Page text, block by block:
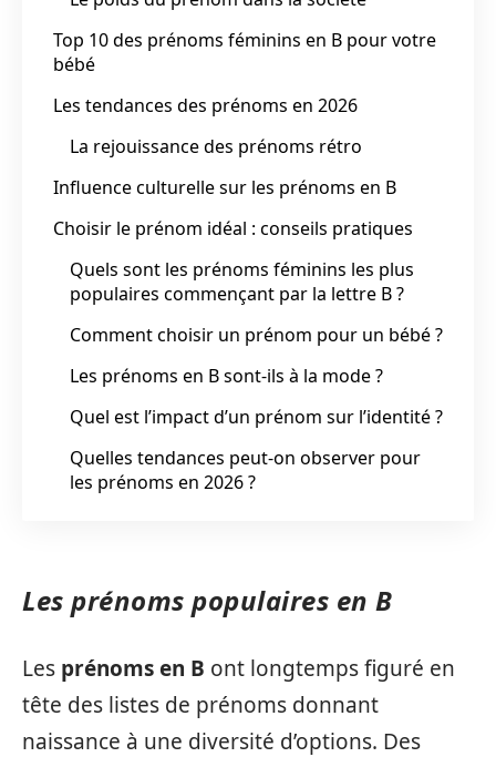
Top 10 des prénoms féminins en B pour votre
bébé
Les tendances des prénoms en 2026
La rejouissance des prénoms rétro
Influence culturelle sur les prénoms en B
Choisir le prénom idéal : conseils pratiques
Quels sont les prénoms féminins les plus
populaires commençant par la lettre B ?
Comment choisir un prénom pour un bébé ?
Les prénoms en B sont-ils à la mode ?
Quel est l’impact d’un prénom sur l’identité ?
Quelles tendances peut-on observer pour
les prénoms en 2026 ?
Les prénoms populaires en B
Les prénoms en B ont longtemps figuré en
tête des listes de prénoms donnant
naissance à une diversité d’options. Des